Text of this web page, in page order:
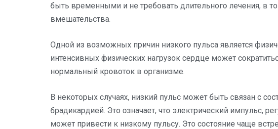
быть временными и не требовать длительного лечения, в
вмешательства.
Одной из возможных причин низкого пульса является
интенсивных физических нагрузок сердце может
нормальный кровоток в организме.
В некоторых случаях, низкий пульс может быть связан с
брадикардией. Это означает, что электрический импульс,
может привести к низкому пульсу. Это состояние чаще